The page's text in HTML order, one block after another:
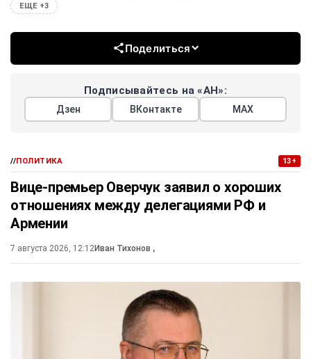
ЕЩЕ +3
Поделиться
Подписывайтесь на «АН»:
Дзен ВКонтакте МАХ
//ПОЛИТИКА 13+
Вице-премьер Оверчук заявил о хороших
отношениях между делегациями РФ и
Армении
7 августа 2026, 12:12Иван Тихонов ,